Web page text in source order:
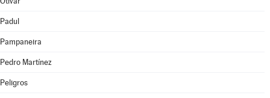
Padul
Pampaneira
Pedro Martínez
Peligros